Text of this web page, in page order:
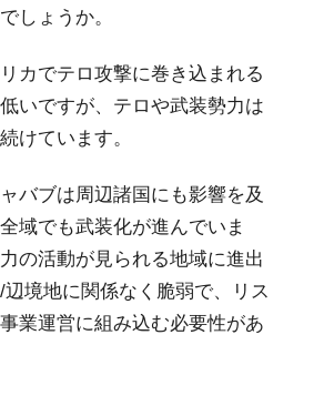
しょうか。
リカでテロ攻撃に巻き込まれる
いですが、テロや武装勢力は
けています。
バブは周辺諸国にも影響を及
域でも武装化が進んでいま
の活動が見られる地域に進出
境地に関係なく脆弱で、リス
業運営に組み込む必要性があ